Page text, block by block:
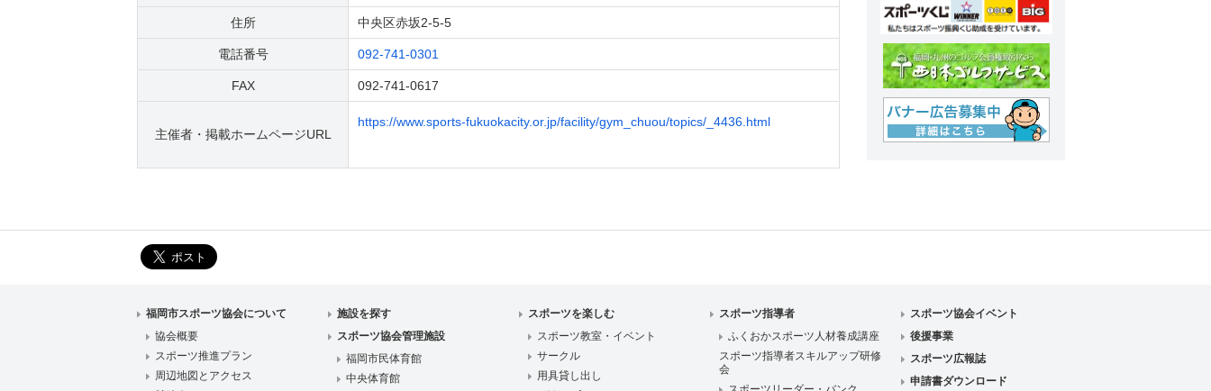
住所 中央区赤坂2-5-5
電話番号 092-741-0301
FAX 092-741-0617
主催者・掲載ホームページURL
https://www.sports-fukuokacity.or.jp/facility/gym_chuou/topics/_4436.html
福岡市スポーツ協会について
協会概要
スポーツ推進プラン
周辺地図とアクセス
施設を探す
スポーツ協会管理施設
福岡市民体育館
中央体育館
スポーツを楽しむ
スポーツ教室・イベント
サークル
用具貸し出し
スポーツ指導者
ふくおかスポーツ人材養成講座
スポーツ指導者スキルアップ研修
会
スポーツ協会イベント
後援事業
スポーツ広報誌
申請書ダウンロード